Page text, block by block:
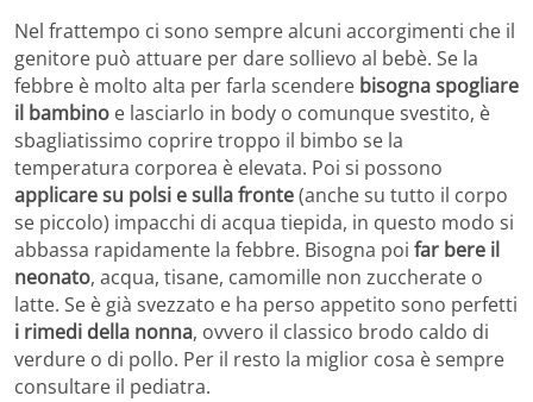
Nel frattempo ci sono sempre alcuni accorgimenti che il
genitore può attuare per dare sollievo al bebè. Se la
febbre è molto alta per farla scendere bisogna spogliare
il bambino e lasciarlo in body o comunque svestito, è
sbagliatissimo coprire troppo il bimbo se la
temperatura corporea è elevata. Poi si possono
applicare su polsi e sulla fronte(anche su tutto il corpo
se piccolo) impacchi di acqua tiepida, in questo modo si
abbassa rapidamente la febbre. Bisogna poi far bere il
neonato, acqua, tisane, camomille non zuccherate o
latte. Se è già svezzato e ha perso appetito sono perfetti
i rimedi della nonna, ovvero il classico brodo caldo di
verdure o di pollo. Per il resto la miglior cosa è sempre
consultare il pediatra.